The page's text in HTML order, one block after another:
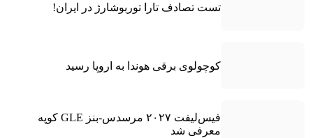
تست تصادف تارا توربوشارژ در ایران!
کوچولوی برقی هوندا به اروپا رسید
فیس‌لیفت ۲۰۲۷ مرسدس-بنز GLE کوپه
معرفی شد